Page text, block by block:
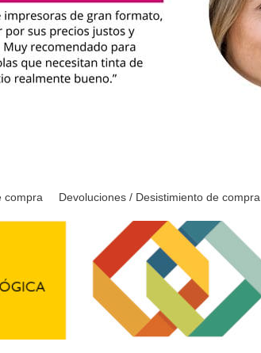
compra Devoluciones / Desistimiento de compra